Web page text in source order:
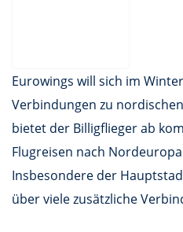
Eurowings will sich im
Verbindungen zu
bietet der Billigflieger ab
Flugreisen nach
Insbesondere der
über viele zusätzliche